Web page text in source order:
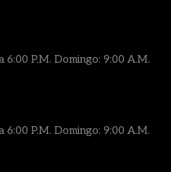
6:00 P.M. Domingo: 9:00 A.M.
6:00 P.M. Domingo: 9:00 A.M.